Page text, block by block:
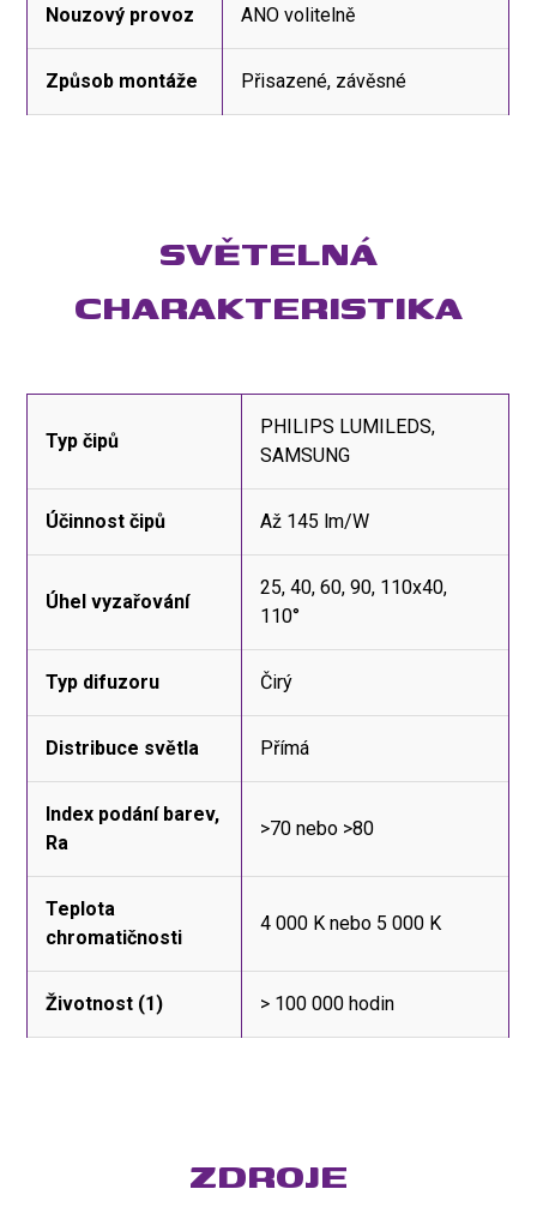
Nouzový provoz ANO volitelně
Způsob montáže Přisazené, závěsné
SVĚTELNÁ
CHARAKTERISTIKA
Typ čipů
PHILIPS LUMILEDS,
SAMSUNG
Účinnost čipů Až 145 lm/W
Úhel vyzařování
25, 40, 60, 90, 110x40,
110°
Typ difuzoru Čirý
Distribuce světla Přímá
Index podání barev,
Ra
>70 nebo >80
Teplota
chromatičnosti
4 000 K nebo 5 000 K
Životnost (1) > 100 000 hodin
ZDROJE